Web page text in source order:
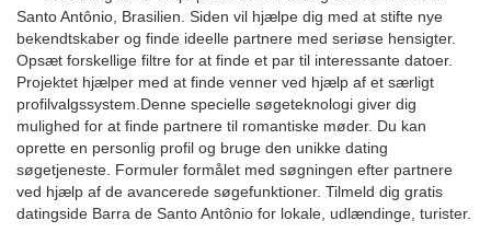
Santo Antônio, Brasilien. Siden vil hjælpe dig med at stifte nye
bekendtskaber og finde ideelle partnere med seriøse hensigter.
Opsæt forskellige filtre for at finde et par til interessante datoer.
Projektet hjælper med at finde venner ved hjælp af et særligt
profilvalgssystem.Denne specielle søgeteknologi giver dig
mulighed for at finde partnere til romantiske møder. Du kan
oprette en personlig profil og bruge den unikke dating
søgetjeneste. Formuler formålet med søgningen efter partnere
ved hjælp af de avancerede søgefunktioner. Tilmeld dig gratis
datingside Barra de Santo Antônio for lokale, udlændinge, turister.